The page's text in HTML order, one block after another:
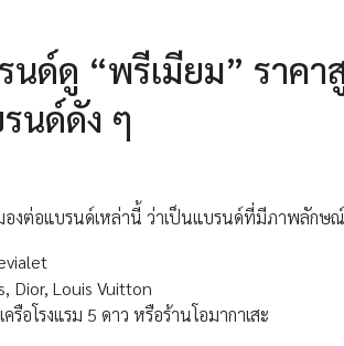
นด์ดู “พรีเมียม” ราคา
นด์ดัง ๆ
องต่อแบรนด์เหล่านี้ ว่าเป็นแบรนด์ที่มีภาพลักษ
Dior, Louis Vuitton
อโรงแรม 5 ดาว หรือร้านโอมากาเสะ